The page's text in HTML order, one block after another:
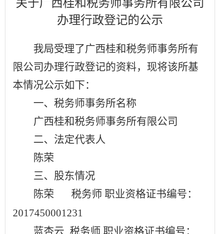
关于广西桂和税务师事务所有限公司
办理行政登记的公示
我局受理了广西桂和税务师事务所有
限公司办理行政登记的资料，现将该所基
本情况公示如下：
一、税务师事务所名称
广西桂和税务师事务所有限公司
二、法定代表人
陈荣
三、股东情况
陈荣
税务师 职业资格证书编号：
2017450001231
蓝杏云 税务师 职业资格证书编号：